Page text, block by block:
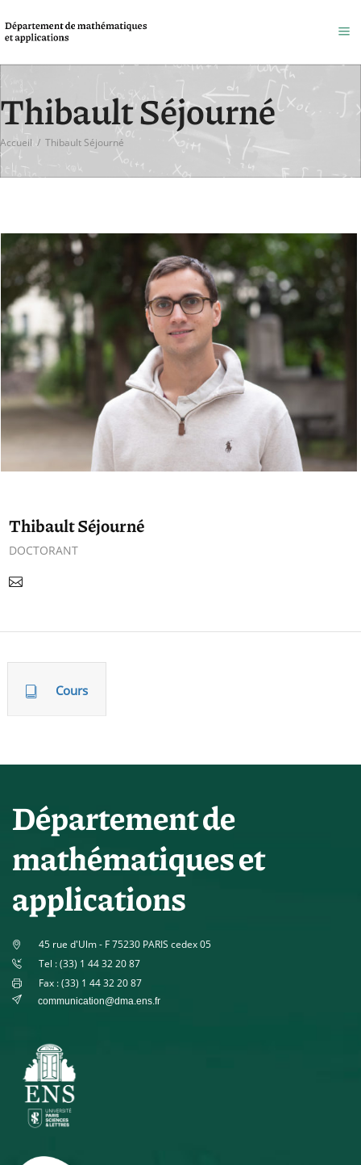
Thibault Séjourné
Accueil / Thibault Séjourné
Thibault Séjourné
DOCTORANT
Cours
Département de
mathématiques et
applications
45 rue d'Ulm - F 75230 PARIS cedex 05
Tel : (33) 1 44 32 20 87
Fax : (33) 1 44 32 20 87
communication@dma.ens.fr